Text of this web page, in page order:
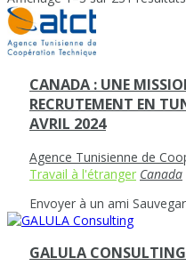
CANADA : UNE
RECRUTEMENT EN
AVRIL 2024
Agence Tunisienne de
Travail à l'étranger Canada
Envoyer à un ami
GALULA CONSULTING